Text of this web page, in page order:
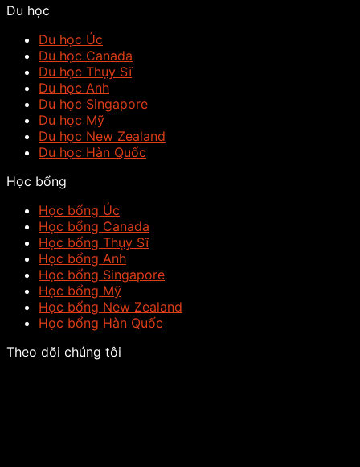
Du học
Du học Úc
Du học Canada
Du học Thụy Sĩ
Du học Anh
Du học Singapore
Du học Mỹ
Du học New Zealand
Du học Hàn Quốc
Học bổng
Học bổng Úc
Học bổng Canada
Học bổng Thụy Sĩ
Học bổng Anh
Học bổng Singapore
Học bổng Mỹ
Học bổng New Zealand
Học bổng Hàn Quốc
Theo dõi chúng tôi